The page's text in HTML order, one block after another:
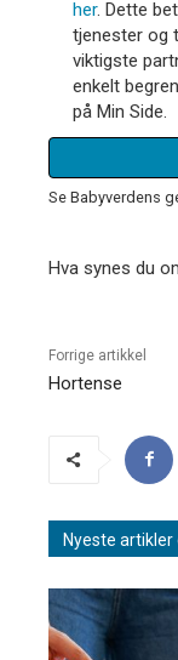
her. Dette
tjenester og
viktigste
enkelt
på Min Side.
Se Babyverdens
Hva synes du
Forrige artikkel
Hortense
Nyeste artikler